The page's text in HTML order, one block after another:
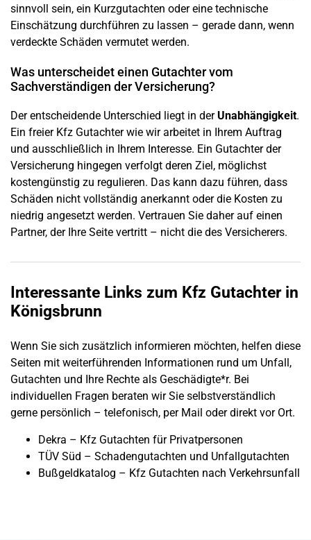
sinnvoll sein, ein Kurzgutachten oder eine technische
Einschätzung durchführen zu lassen – gerade dann, wenn
verdeckte Schäden vermutet werden.
Was unterscheidet einen Gutachter vom
Sachverständigen der Versicherung?
Der entscheidende Unterschied liegt in derUnabhängigkeit.
Ein freier Kfz Gutachter wie wir arbeitet in Ihrem Auftrag
und ausschließlich in Ihrem Interesse. Ein Gutachter der
Versicherung hingegen verfolgt deren Ziel, möglichst
kostengünstig zu regulieren. Das kann dazu führen, dass
Schäden nicht vollständig anerkannt oder die Kosten zu
niedrig angesetzt werden. Vertrauen Sie daher auf einen
Partner, der Ihre Seite vertritt – nicht die des Versicherers.
Interessante Links zum Kfz Gutachter in
Königsbrunn
Wenn Sie sich zusätzlich informieren möchten, helfen diese
Seiten mit weiterführenden Informationen rund um Unfall ,
Gutachten und Ihre Rechte als Geschädigte*r. Bei
individuellen Fragen beraten wir Sie selbstverständlich
gerne persönlich – telefonisch, per Mail oder direkt vor Ort.
Dekra – Kfz Gutachten für Privatpersonen
TÜV Süd – Schadengutachten und Unfallgutachten
Bußgeldkatalog – Kfz Gutachten nach Verkehrsunfall